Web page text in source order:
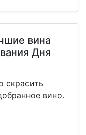
вина
Дня
скрасить
вино.